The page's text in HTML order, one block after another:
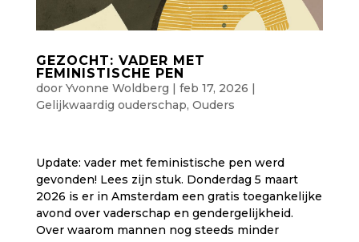
GEZOCHT: VADER MET
FEMINISTISCHE PEN
door Yvonne Woldberg feb 17, 2026
Gelijkwaardig ouderschap, Ouders
Update: vader met feministische pen werd
gevonden! Lees zijn stuk. Donderdag 5 maart
2026 is er in Amsterdam een gratis toegankelijke
avond over vaderschap en gendergelijkheid.
Over waarom mannen nog steeds minder